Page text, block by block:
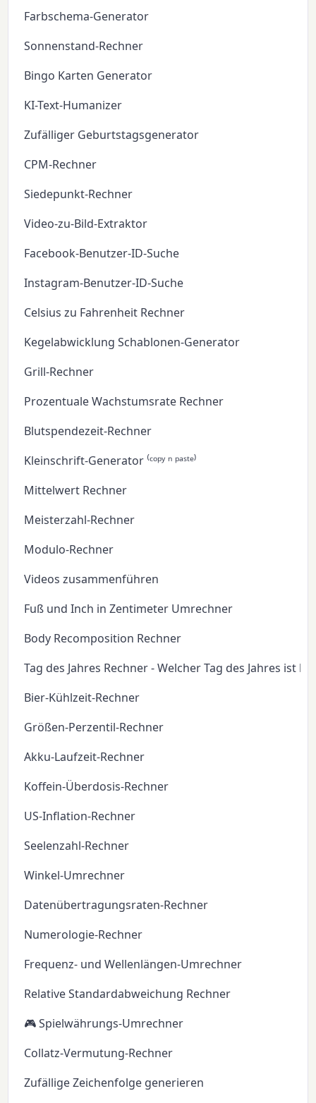
Farbschema-Generator
Sonnenstand-Rechner
Bingo Karten Generator
KI-Text-Humanizer
Zufälliger Geburtstagsgenerator
CPM-Rechner
Siedepunkt-Rechner
Video-zu-Bild-Extraktor
Facebook-Benutzer-ID-Suche
Instagram-Benutzer-ID-Suche
Celsius zu Fahrenheit Rechner
Kegelabwicklung Schablonen-Generator
Grill-Rechner
Prozentuale Wachstumsrate Rechner
Blutspendezeit-Rechner
Kleinschrift-Generator ⁽ᶜᵒᵖʸ ⁿ ᵖᵃˢᵗᵉ⁾
Mittelwert Rechner
Meisterzahl-Rechner
Modulo-Rechner
Videos zusammenführen
Fuß und Inch in Zentimeter Umrechner
Body Recomposition Rechner
Tag des Jahres Rechner - Welcher Tag des Jahres ist
Bier-Kühlzeit-Rechner
Größen-Perzentil-Rechner
Akku-Laufzeit-Rechner
Koffein-Überdosis-Rechner
US-Inflation-Rechner
Seelenzahl-Rechner
Winkel-Umrechner
Datenübertragungsraten-Rechner
Numerologie-Rechner
Frequenz- und Wellenlängen-Umrechner
Relative Standardabweichung Rechner
🎮 Spielwährungs-Umrechner
Collatz-Vermutung-Rechner
Zufällige Zeichenfolge generieren